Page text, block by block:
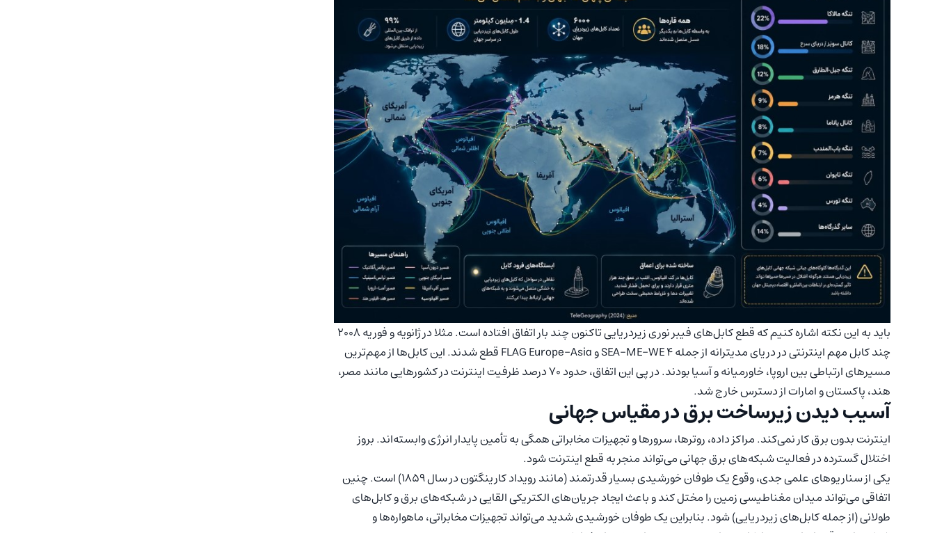
باید به این نکته اشاره کنیم که قطع کابل‌های فیبر نوری زیردریایی تاکنون چند بار اتفاق افتاده است. مثلا در ژانویه و فوریه ۲۰۰۸
چند کابل مهم اینترنتی در دریای مدیترانه از جمله SEA‑ME‑WE 4 و FLAG Europe‑Asia قطع شدند. این کابل‌ها از مهم‌ترین
مسیرهای ارتباطی بین اروپا، خاورمیانه و آسیا بودند. در پی این اتفاق، حدود 70 درصد ظرفیت اینترنت در کشورهایی مانند مصر،
هند، پاکستان و امارات از دسترس خارج شد.
آسیب دیدن زیرساخت برق در مقیاس جهانی
اینترنت بدون برق کار نمی‌کند. مراکز داده، روترها، سرورها و تجهیزات مخابراتی همگی به تأمین پایدار انرژی وابسته‌اند. بروز
اختلال گسترده در فعالیت شبکه‌های برق جهانی می‌تواند منجر به قطع اینترنت شود.
یکی از سناریوهای علمی جدی، وقوع یک طوفان خورشیدی بسیار قدرتمند (مانند رویداد کارینگتون در سال ۱۸۵۹) است. چنین
اتفاقی می‌تواند میدان مغناطیسی زمین را مختل کند و باعث ایجاد جریان‌های الکتریکی القایی در شبکه‌های برق و کابل‌های
طولانی (از جمله کابل‌های زیردریایی) شود. بنابراین یک طوفان خورشیدی شدید می‌تواند تجهیزات مخابراتی، ماهواره‌ها و